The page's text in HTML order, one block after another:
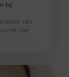
bij
basis van
niet